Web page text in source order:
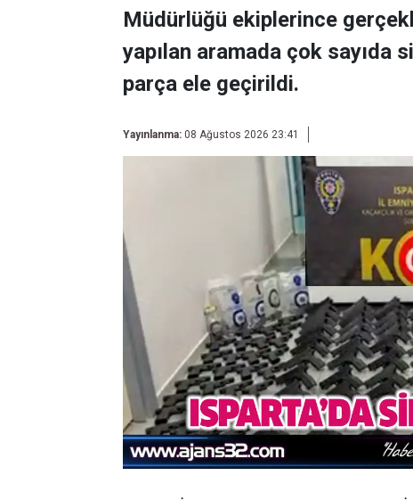
Müdürlüğü ekiplerince
yapılan aramada çok sayıda
parça ele geçirildi.
Yayınlanma: 08 Ağustos 2026 23:41